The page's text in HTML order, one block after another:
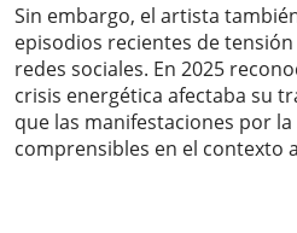
Sin embargo, el artista
episodios recientes de
redes sociales. En 2025
crisis energética afectaba su
que las manifestaciones por
comprensibles en el contexto